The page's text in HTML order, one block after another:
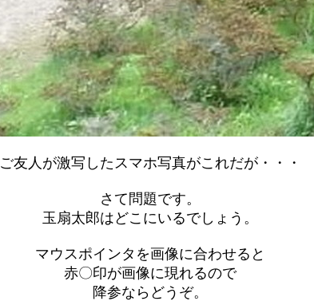
ご友人が激写したスマホ写真がこれだが・・・
さて問題です。
玉扇太郎はどこにいるでしょう。
マウスポインタを画像に合わせると
赤〇印が画像に現れるので
降参ならどうぞ。